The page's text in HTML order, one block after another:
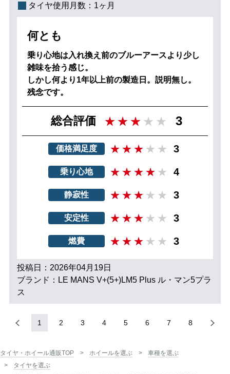
タイヤ使用月数： 1ヶ月
何とも
乗り心地は入れ換え前のブルーアースより少し
雑味を拾う感じ。
しかし何より1年以上前の製造日。説明無し。
残念です。
総合評価 3
価格満足度 3
乗り心地 4
静寂性 3
安定性 3
燃費 3
投稿日：2026年04月19日
ブランド：LE MANS V+(5+)LM5 Plus ル・マン5プラ
ス
1 2 3 4 5 6 7 8
タイヤ・ホイール通販TOP ホイールを選ぶ
車種を選ぶ
タイヤを選ぶ